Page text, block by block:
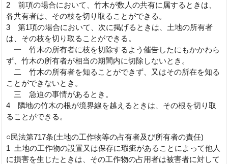
2 前項の場合において、竹木が数人の共有に属するときは、
各共有者は、その枝を切り取ることができる。
3 第1項の場合において、次に掲げるときは、土地の所有者
は、その枝を切り取ることができる。
一 竹木の所有者に枝を切除するよう催告したにもかかわら
ず、竹木の所有者が相当の期間内に切除しないとき。
二 竹木の所有者を知ることができず、又はその所在を知る
ことができないとき。
三 急迫の事情があるとき。
4 隣地の竹木の根が境界線を越えるときは、その根を切り取
ることができる。
○民法第717条(土地の工作物等の占有者及び所有者の責任)
1 土地の工作物の設置又は保存に瑕疵があることによって他人
に損害を生じたときは、その工作物の占用者は被害者に対して